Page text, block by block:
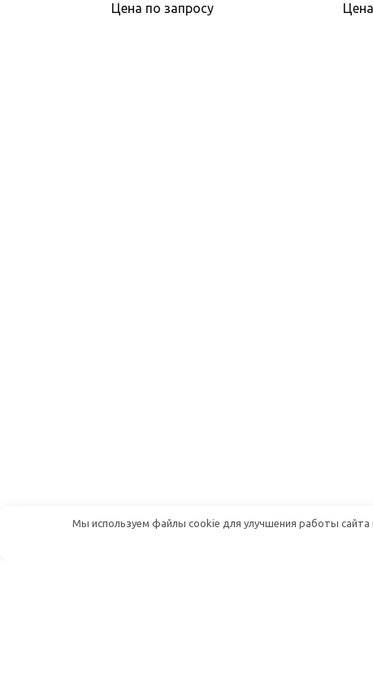
Подробнее
Цена по запросу
Мы используем файлы cookie для улучшения работы сайта